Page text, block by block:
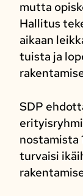
mutta
Hallitus
aikaan
tuista ja
SDP
nostamista
turvaisi